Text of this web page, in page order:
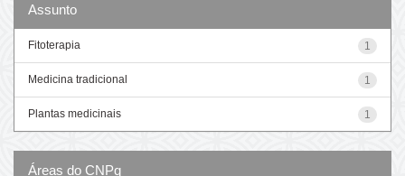
Assunto
1
Fitoterapia
1
Medicina tradicional
1
Plantas medicinais
Áreas do CNPq